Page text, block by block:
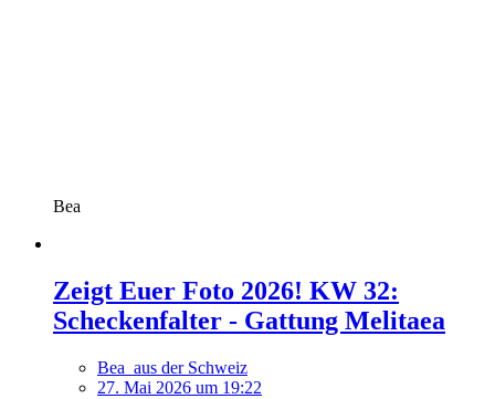
Bea
Zeigt Euer Foto 2026! KW 32:
Scheckenfalter - Gattung Melitaea
Bea_aus der Schweiz
27. Mai 2026 um 19:22